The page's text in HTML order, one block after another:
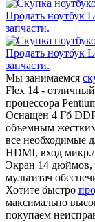
Мы занимаемся
Flex 14 - отличный
процессора
Оснащен 4 Гб
объемным
все необходимые
HDMI, вход
Экран 14 дюймов,
мультитач
Хотите быстро
максимально
покупаем